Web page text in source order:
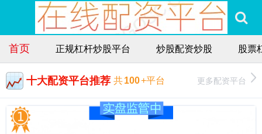
首页 正规杠杆炒股平台 炒股配资炒股 股票
十大配资平台推荐 共100+平台 更多配资平台